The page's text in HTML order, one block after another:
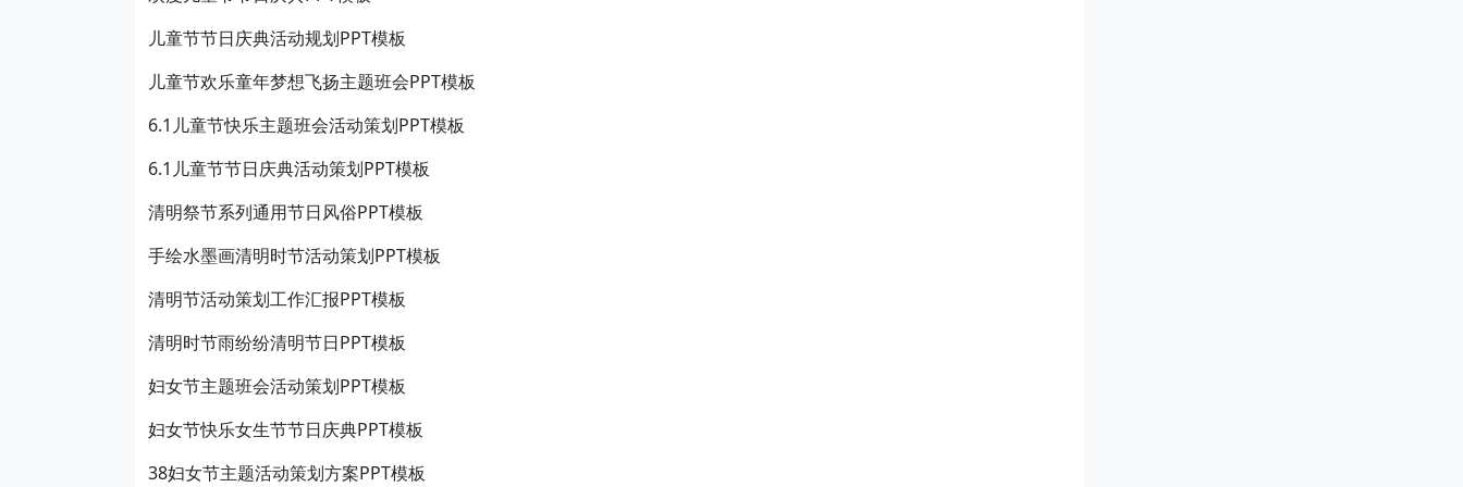
儿童节节日庆典活动规划PPT模板
儿童节欢乐童年梦想飞扬主题班会PPT模板
6.1儿童节快乐主题班会活动策划PPT模板
6.1儿童节节日庆典活动策划PPT模板
清明祭节系列通用节日风俗PPT模板
手绘水墨画清明时节活动策划PPT模板
清明节活动策划工作汇报PPT模板
清明时节雨纷纷清明节日PPT模板
妇女节主题班会活动策划PPT模板
妇女节快乐女生节节日庆典PPT模板
38妇女节主题活动策划方案PPT模板